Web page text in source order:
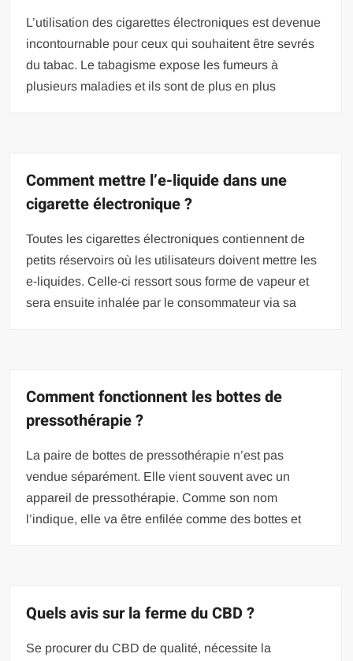
L’utilisation des cigarettes électroniques est devenue
incontournable pour ceux qui souhaitent être sevrés
du tabac. Le tabagisme expose les fumeurs à
plusieurs maladies et ils sont de plus en plus
Comment mettre l’e-liquide dans une
cigarette électronique ?
Toutes les cigarettes électroniques contiennent de
petits réservoirs où les utilisateurs doivent mettre les
e-liquides. Celle-ci ressort sous forme de vapeur et
sera ensuite inhalée par le consommateur via sa
Comment fonctionnent les bottes de
pressothérapie ?
La paire de bottes de pressothérapie n’est pas
vendue séparément. Elle vient souvent avec un
appareil de pressothérapie. Comme son nom
l’indique, elle va être enfilée comme des bottes et
Quels avis sur la ferme du CBD ?
Se procurer du CBD de qualité, nécessite la